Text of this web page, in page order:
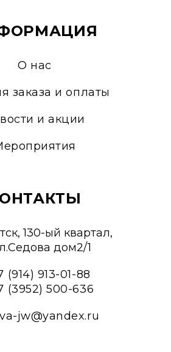
О нас
заказа и оплаты
и акции
130-ый квартал,
дом2/1
(914) 913-01-88
(3952) 500-636
jw@yandex.ru